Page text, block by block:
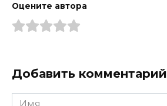
Оцените автора
Добавить комментарий
Имя